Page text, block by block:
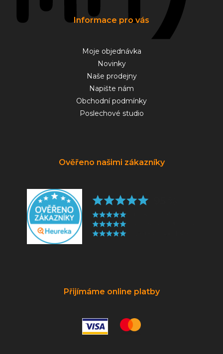
Informace pro vás
Moje objednávka
Novinky
Naše prodejny
Napište nám
Obchodní podmínky
Poslechové studio
Ověřeno našimi zákazníky
Přijímáme online platby